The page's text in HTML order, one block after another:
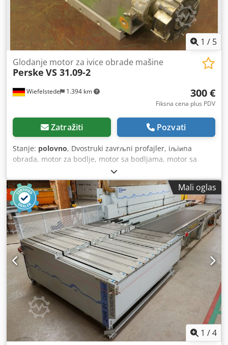
1 / 5
Wiefelstede 1.394 km
Glodanje motor za ivice obrade mašine
Perske VS 31.09-2
300 €
Fiksna cena plus PDV
Zatražiti Pozvati
Stanje: polovno, Dvostruki zavrљni profajler, iљiиna
obrada, motor za bodlje, motor sa bodljama, motor sa
vrmotanjem, mlin motor. Snaga: 0,4 kW 11300 obrtaja na
200 Hz -Napon: 133 volte -Uzmite okno: Ø 20 mm -Alat: mm
-Broj: 3x motori dostupni Cedpfx Aieb A Tbhjzjrf -Cena: po
komadu Dimenzije: 250/60/H155 mm -Težina: 4,2 kg
Mali oglas
1 /4